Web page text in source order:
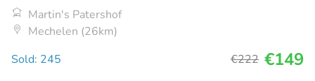
Martin's Patershof
Mechelen (26km)
Sold: 245
€222 €149